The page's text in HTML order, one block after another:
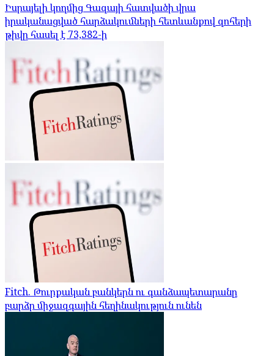
Իսրայելի կողմից Գազայի հատվածի վրա
իրականացված հարձակումների հետևանքով զոհերի
թիվը հասել է 73,382-ի
Fitch. Թուրքական բանկերն ու գանձապետարանը
բարձր միջազգային հեղինակություն ունեն